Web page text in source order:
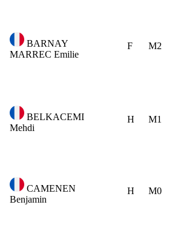
BARNAY
MARREC Emilie
F M2
BELKACEMI
Mehdi
H M1
CAMENEN
Benjamin
H M0